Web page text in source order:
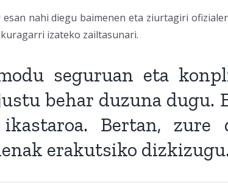
esan nahi diegu baimenen eta ziurtagiri
izateko zailtasunari.
seguruan eta
behar duzuna dugu.
Bertan, zure
erakutsiko